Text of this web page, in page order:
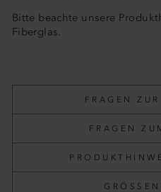
Bitte beachte unsere
Fiberglas.
FRAGEN
FRAGEN